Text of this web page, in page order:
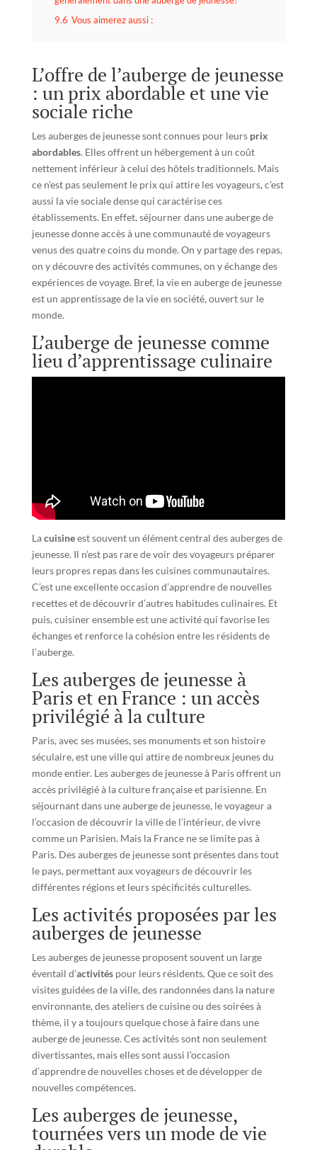
9.6 Vous aimerez aussi :
L’offre de l’auberge de jeunesse
: un prix abordable et une vie
sociale riche
Les auberges de jeunesse sont connues pour leurs prix
abordables. Elles offrent un hébergement à un coût
nettement inférieur à celui des hôtels traditionnels. Mais
ce n’est pas seulement le prix qui attire les voyageurs, c’est
aussi la vie sociale dense qui caractérise ces
établissements. En effet, séjourner dans une auberge de
jeunesse donne accès à une communauté de voyageurs
venus des quatre coins du monde. On y partage des repas,
on y découvre des activités communes, on y échange des
expériences de voyage. Bref, la vie en auberge de jeunesse
est un apprentissage de la vie en société, ouvert sur le
monde.
L’auberge de jeunesse comme
lieu d’apprentissage culinaire
Lacuisineest souvent un élément central des auberges de
jeunesse. Il n’est pas rare de voir des voyageurs préparer
leurs propres repas dans les cuisines communautaires.
C’est une excellente occasion d’apprendre de nouvelles
recettes et de découvrir d’autres habitudes culinaires. Et
puis, cuisiner ensemble est une activité qui favorise les
échanges et renforce la cohésion entre les résidents de
l’auberge.
Les auberges de jeunesse à
Paris et en France : un accès
privilégié à la culture
Paris, avec ses musées, ses monuments et son histoire
séculaire, est une ville qui attire de nombreux jeunes du
monde entier. Les auberges de jeunesse à Paris offrent un
accès privilégié à la culture française et parisienne. En
séjournant dans une auberge de jeunesse, le voyageur a
l’occasion de découvrir la ville de l’intérieur, de vivre
comme un Parisien. Mais la France ne se limite pas à
Paris. Des auberges de jeunesse sont présentes dans tout
le pays, permettant aux voyageurs de découvrir les
différentes régions et leurs spécificités culturelles.
Les activités proposées par les
auberges de jeunesse
Les auberges de jeunesse proposent souvent un large
éventail d’activitéspour leurs résidents. Que ce soit des
visites guidées de la ville, des randonnées dans la nature
environnante, des ateliers de cuisine ou des soirées à
thème, il y a toujours quelque chose à faire dans une
auberge de jeunesse. Ces activités sont non seulement
divertissantes, mais elles sont aussi l’occasion
d’apprendre de nouvelles choses et de développer de
nouvelles compétences.
Les auberges de jeunesse,
tournées vers un mode de vie